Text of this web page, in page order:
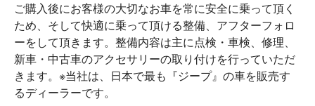
ご購入後にお客様の大切なお車を常に安全に乗って頂く
ため、そして快適に乗って頂ける整備、アフターフォロ
ーをして頂きます。整備内容は主に点検・車検、修理、
新車・中古車のアクセサリーの取り付けを行っていただ
きます。※当社は、日本で最も『ジープ』の車を販売す
るディーラーです。